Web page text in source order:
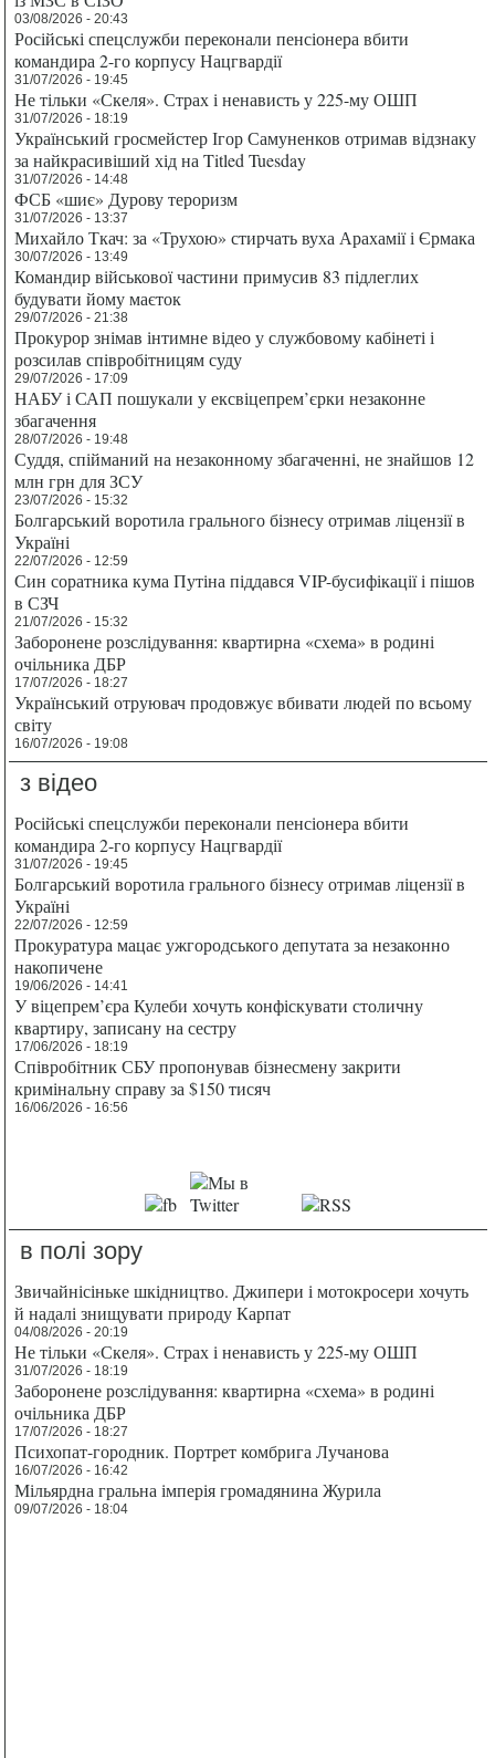
03/08/2026 - 20:43
Російські спецслужби переконали пенсіонера вбити
командира 2-го корпусу Нацгвардії
31/07/2026 - 19:45
Не тільки «Скеля». Страх і ненависть у 225-му ОШП
31/07/2026 - 18:19
Український гросмейстер Ігор Самуненков отримав відзнаку
за найкрасивіший хід на Titled Tuesday
31/07/2026 - 14:48
ФСБ «шиє» Дурову тероризм
31/07/2026 - 13:37
Михайло Ткач: за «Трухою» стирчать вуха Арахамії і Єрмака
30/07/2026 - 13:49
Командир військової частини примусив 83 підлеглих
будувати йому маєток
29/07/2026 - 21:38
Прокурор знімав інтимне відео у службовому кабінеті і
розсилав співробітницям суду
29/07/2026 - 17:09
НАБУ і САП пошукали у ексвіцепрем’єрки незаконне
збагачення
28/07/2026 - 19:48
Суддя, спійманий на незаконному збагаченні, не знайшов 12
млн грн для ЗСУ
23/07/2026 - 15:32
Болгарський воротила грального бізнесу отримав ліцензії в
Україні
22/07/2026 - 12:59
Син соратника кума Путіна піддався VIP-бусифікації і пішов
в СЗЧ
21/07/2026 - 15:32
Заборонене розслідування: квартирна «схема» в родині
очільника ДБР
17/07/2026 - 18:27
Український отруювач продовжує вбивати людей по всьому
світу
16/07/2026 - 19:08
з відео
Російські спецслужби переконали пенсіонера вбити
командира 2-го корпусу Нацгвардії
31/07/2026 - 19:45
Болгарський воротила грального бізнесу отримав ліцензії в
Україні
22/07/2026 - 12:59
Прокуратура мацає ужгородського депутата за незаконно
накопичене
19/06/2026 - 14:41
У віцепрем’єра Кулеби хочуть конфіскувати столичну
квартиру, записану на сестру
17/06/2026 - 18:19
Співробітник СБУ пропонував бізнесмену закрити
кримінальну справу за $150 тисяч
16/06/2026 - 16:56
в полі зору
Звичайнісіньке шкідництво. Джипери і мотокросери хочуть
й надалі знищувати природу Карпат
04/08/2026 - 20:19
Не тільки «Скеля». Страх і ненависть у 225-му ОШП
31/07/2026 - 18:19
Заборонене розслідування: квартирна «схема» в родині
очільника ДБР
17/07/2026 - 18:27
Психопат-городник. Портрет комбрига Лучанова
16/07/2026 - 16:42
Мільярдна гральна імперія громадянина Журила
09/07/2026 - 18:04